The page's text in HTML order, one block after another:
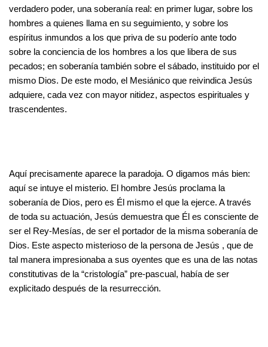
verdadero poder, una soberanía real: en primer lugar, sobre los
hombres a quienes llama en su seguimiento, y sobre los
espíritus inmundos a los que priva de su poderío ante todo
sobre la conciencia de los hombres a los que libera de sus
pecados; en soberanía también sobre el sábado, instituido por el
mismo Dios. De este modo, el Mesiánico que reivindica Jesús
adquiere, cada vez con mayor nitidez, aspectos espirituales y
trascendentes.
Aquí precisamente aparece la paradoja. O digamos más bien:
aquí se intuye el misterio. El hombre Jesús proclama la
soberanía de Dios, pero es Él mismo el que la ejerce. A través
de toda su actuación, Jesús demuestra que Él es consciente de
ser el Rey-Mesías, de ser el portador de la misma soberanía de
Dios. Este aspecto misterioso de la persona de Jesús , que de
tal manera impresionaba a sus oyentes que es una de las notas
constitutivas de la “cristología” pre-pascual, había de ser
explicitado después de la resurrección.